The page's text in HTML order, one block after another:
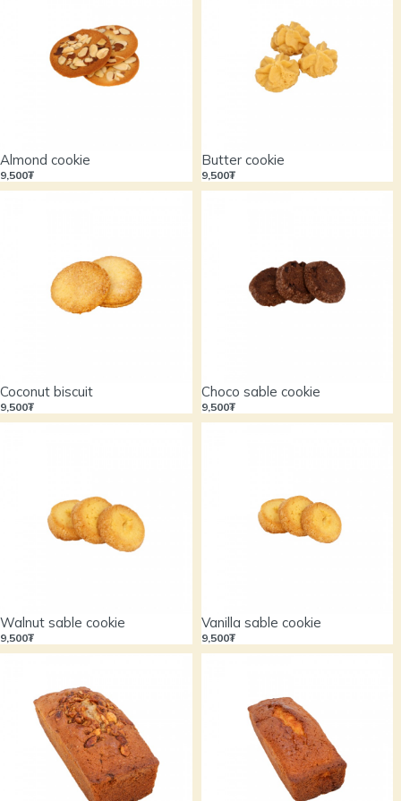
Almond cookie
9,500₮
Butter cookie
9,500₮
Coconut biscuit
9,500₮
Choco sable cookie
9,500₮
Walnut sable cookie
9,500₮
Vanilla sable cookie
9,500₮